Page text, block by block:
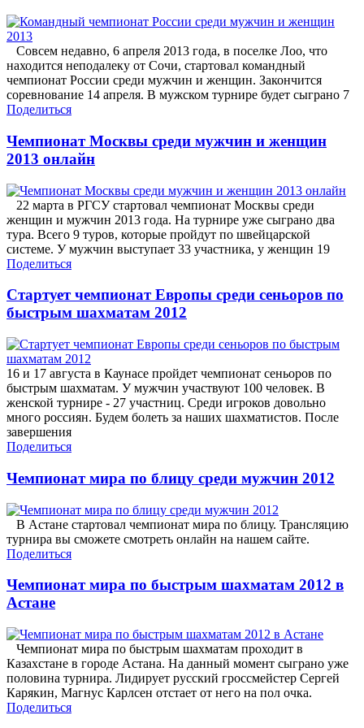
Совсем недавно, 6 апреля 2013 года, в поселке Лоо, что
находится неподалеку от Сочи, стартовал командный
чемпионат России среди мужчин и женщин. Закончится
соревнование 14 апреля. В мужском турнире будет сыграно 7
Поделиться
Чемпионат Москвы среди мужчин и женщин
2013 онлайн
22 марта в РГСУ стартовал чемпионат Москвы среди
женщин и мужчин 2013 года. На турнире уже сыграно два
тура. Всего 9 туров, которые пройдут по швейцарской
системе. У мужчин выступает 33 участника, у женщин 19
Поделиться
Стартует чемпионат Европы среди сеньоров по
быстрым шахматам 2012
16 и 17 августа в Каунасе пройдет чемпионат сеньоров по
быстрым шахматам. У мужчин участвуют 100 человек. В
женской турнире - 27 участниц. Среди игроков довольно
много россиян. Будем болеть за наших шахматистов. После
завершения
Поделиться
Чемпионат мира по блицу среди мужчин 2012
В Астане стартовал чемпионат мира по блицу. Трансляцию
турнира вы сможете смотреть онлайн на нашем сайте.
Поделиться
Чемпионат мира по быстрым шахматам 2012 в
Астане
Чемпионат мира по быстрым шахматам проходит в
Казахстане в городе Астана. На данный момент сыграно уже
половина турнира. Лидирует русский гроссмейстер Сергей
Карякин, Магнус Карлсен отстает от него на пол очка.
Поделиться